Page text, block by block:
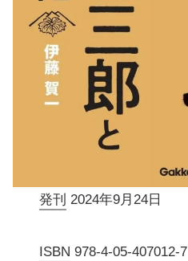
発刊 2024年9月24日
ISBN 978-4-05-407012-7